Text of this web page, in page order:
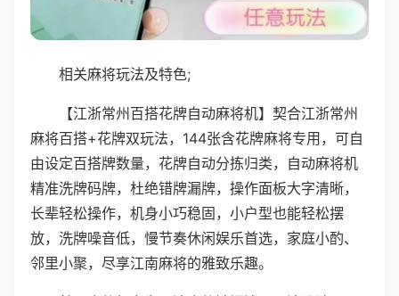
相关麻将玩法及特色;
【江浙常州百搭花牌自动麻将机】契合江浙常州
麻将百搭+花牌双玩法，144张含花牌麻将专用，可自
由设定百搭牌数量，花牌自动分拣归类，自动麻将机
精准洗牌码牌，杜绝错牌漏牌，操作面板大字清晰，
长辈轻松操作，机身小巧稳固，小户型也能轻松摆
放，洗牌噪音低，慢节奏休闲娱乐首选，家庭小酌、
邻里小聚，尽享江南麻将的雅致乐趣。